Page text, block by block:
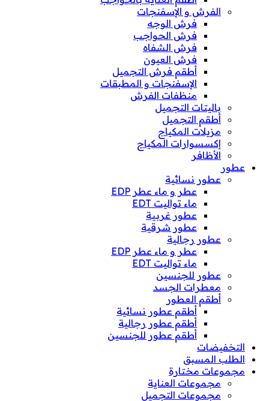
الفرش و الإسفنجات
فرش الوجه
فرش الحواجب
فرش الشفاه
فرش العيون
أطقم فرش التجميل
الإسفنجات و المطبقات
منظفات الفرش
باليتات التجميل
أطقم التجميل
مزيلات المكياج
إكسسوارات المكياج
الأظافر
عطور
عطور نسائية
عطر و ماء عطر EDP
ماء تواليت EDT
عطور غربية
عطور شرقية
عطور رجالية
عطر و ماء عطر EDP
ماء تواليت EDT
عطور للجنسين
معطرات الجسد
أطقم العطور
أطقم عطور نسائية
أطقم عطور رجالية
أطقم عطور للجنسين
التخفيضات
الطلب المسبق
مجموعات مختارة
مجموعات العناية
مجموعات التجميل